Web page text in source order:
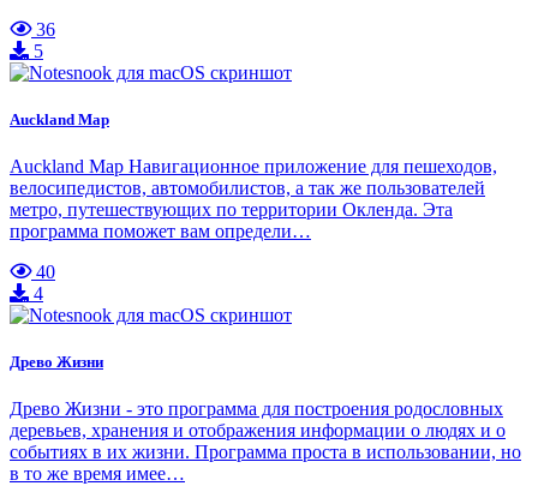
36
5
Auckland Map
Auckland Map Навигационное приложение для пешеходов,
велосипедистов, автомобилистов, а так же пользователей
метро, путешествующих по территории Окленда. Эта
программа поможет вам определи…
40
4
Древо Жизни
Древо Жизни - это программа для построения родословных
деревьев, хранения и отображения информации о людях и о
событиях в их жизни. Программа проста в использовании, но
в то же время имее…